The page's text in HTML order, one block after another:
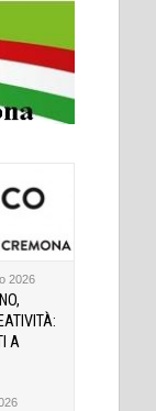
2026
A